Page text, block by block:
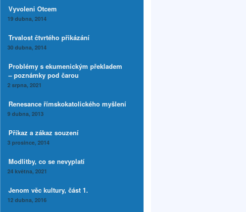
Vyvoleni Otcem
19 dubna, 2014
Trvalost čtvrtého přikázání
30 dubna, 2014
Problémy s ekumenickým překladem
– poznámky pod čarou
2 srpna, 2021
Renesance římskokatolického myšlení
9 dubna, 2013
Příkaz a zákaz souzení
3 prosince, 2014
Modlitby, co se nevyplatí
24 května, 2021
Jenom věc kultury, část 1.
12 dubna, 2016